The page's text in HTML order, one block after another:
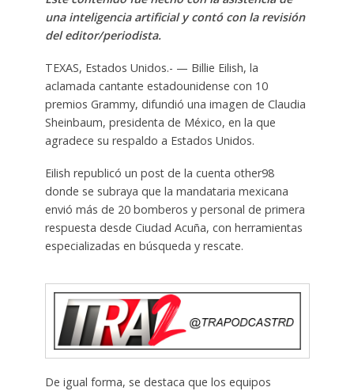
una inteligencia artificial y contó con la revisión
del editor/periodista.
TEXAS, Estados Unidos.- — Billie Eilish, la
aclamada cantante estadounidense con 10
premios Grammy, difundió una imagen de Claudia
Sheinbaum, presidenta de México, en la que
agradece su respaldo a Estados Unidos.
Eilish republicó un post de la cuenta other98
donde se subraya que la mandataria mexicana
envió más de 20 bomberos y personal de primera
respuesta desde Ciudad Acuña, con herramientas
especializadas en búsqueda y rescate.
De igual forma, se destaca que los equipos